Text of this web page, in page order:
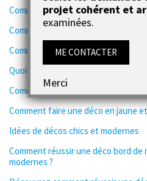
Comment faire une déco moderne
Comment bien réussir une déco
Comment installer une verrière dans
Quoi mettre sur un mur sombre pour
Comment devenir architecte
Comment faire une déco en jaune
Idées de décos chics et modernes
Comment réussir une déco bord de
modernes ?
projet cohérent et
examinées.
ME CONTACTER
Merci